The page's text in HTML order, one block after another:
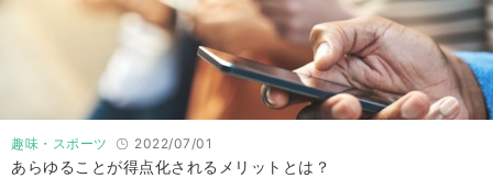
趣味・スポーツ 2022/07/01
あらゆることが得点化されるメリットとは？